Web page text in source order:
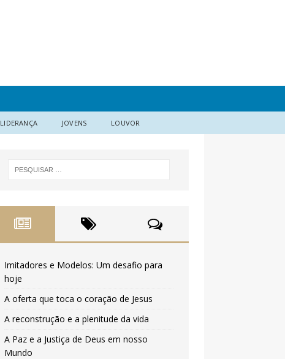
LIDERANÇA JOVENS LOUVOR
Imitadores e Modelos: Um desafio para
hoje
A oferta que toca o coração de Jesus
A reconstrução e a plenitude da vida
A Paz e a Justiça de Deus em nosso
Mundo